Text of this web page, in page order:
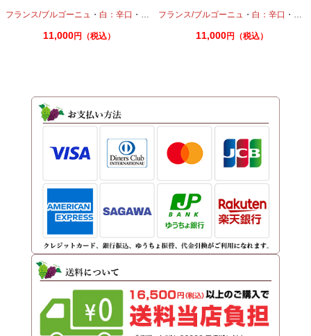
フランス/ブルゴーニュ ・ 白：辛口 ・ シャルドネ
11,000円（税込）
フランス/ブルゴーニュ ・ 白：辛口 ・ シ
11,000円（税込）